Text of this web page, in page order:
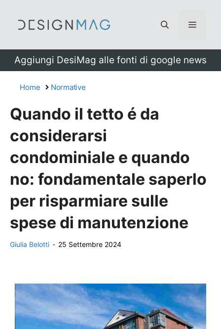
Menu
Aggiungi DesiMag alle fonti di google news
Home Normative
Quando il tetto é da
considerarsi
condominiale e quando
no: fondamentale saperlo
per risparmiare sulle
spese di manutenzione
Giulia Belotti - 25 Settembre 2024